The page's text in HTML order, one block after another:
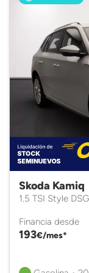
Skoda Kamiq
1.5 TSI Style
Financia desde
193€/mes*